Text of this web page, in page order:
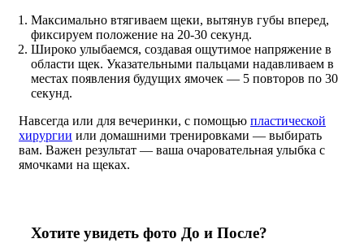
Максимально втягиваем щеки, вытянув губы вперед,
фиксируем положение на 20-30 секунд.
Широко улыбаемся, создавая ощутимое напряжение в
области щек. Указательными пальцами надавливаем в
местах появления будущих ямочек — 5 повторов по 30
секунд.
Навсегда или для вечеринки, с помощью пластической
хирургии или домашними тренировками — выбирать
вам. Важен результат — ваша очаровательная улыбка с
ямочками на щеках.
Хотите увидеть фото До и После?